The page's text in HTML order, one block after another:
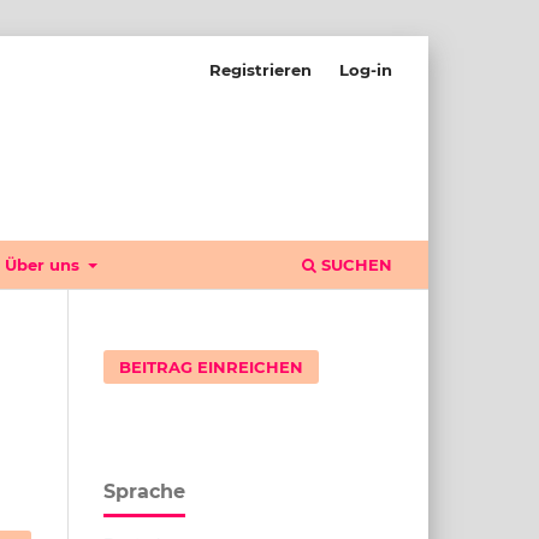
Über uns SUCHEN
Registrieren Log-in
BEITRAG EINREICHEN
Sprache